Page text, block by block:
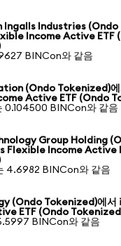
Ingalls Industries (Ondo
Income Active ETF
BINCon와 같음
(Ondo Tokenized)에
Active ETF (Ondo
0.104500 BINCon와 같음
Group Holding
Flexible Income Active
4.6982 BINCon와 같음
(Ondo Tokenized)에
ETF (Ondo
BINCon와 같음